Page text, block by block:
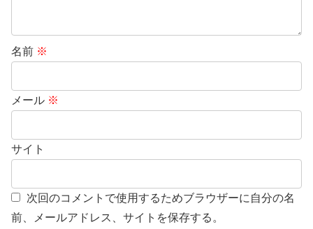
名前 ※
メール ※
サイト
次回のコメントで使用するためブラウザーに自分の名
前、メールアドレス、サイトを保存する。